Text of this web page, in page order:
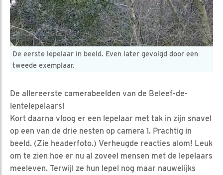
De eerste lepelaar in beeld. Even later gevolgd door een
tweede exemplaar.
De allereerste camerabeelden van de Beleef-de-
lentelepelaars!
Kort daarna vloog er een lepelaar met tak in zijn snavel
op een van de drie nesten op camera 1. Prachtig in
beeld. (Zie headerfoto.) Verheugde reacties alom! Leuk
om te zien hoe er nu al zoveel mensen met de lepelaars
meeleven. Terwijl ze hun lepel nog maar nauwelijks